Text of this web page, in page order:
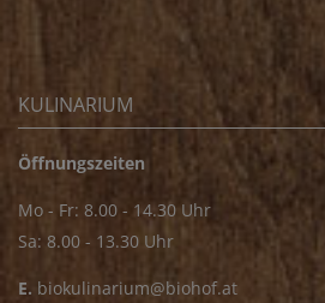
KULINARIUM
Öffnungszeiten
Mo - Fr: 8.00 - 14.30 Uhr
Sa: 8.00 - 13.30 Uhr
E. biokulinarium@biohof.at